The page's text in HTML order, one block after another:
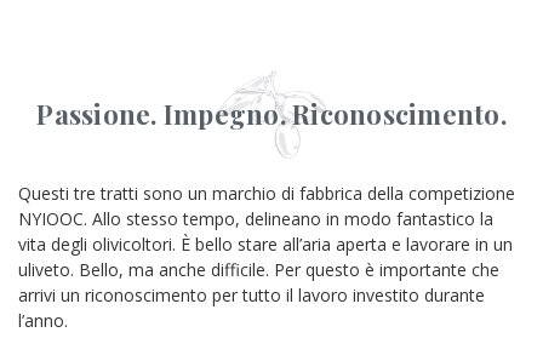
Passione. Impegno. Riconoscimento.
Questi tre tratti sono un marchio di fabbrica della competizione
NYIOOC. Allo stesso tempo, delineano in modo fantastico la
vita degli olivicoltori. È bello stare all’aria aperta e lavorare in un
uliveto. Bello, ma anche difficile. Per questo è importante che
arrivi un riconoscimento per tutto il lavoro investito durante
l’anno.